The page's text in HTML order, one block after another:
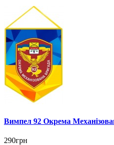
Вимпел 92 Окрема
290грн